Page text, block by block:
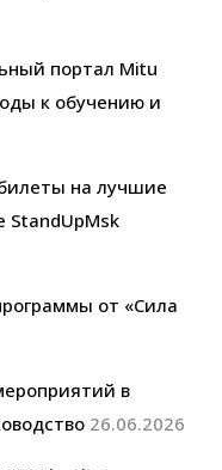
портал Mitu
к обучению и
на лучшие
StandUpMsk
от «Сила
в
26.06.2026